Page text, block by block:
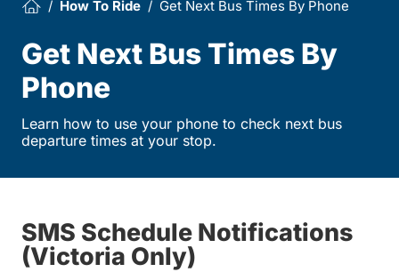
How To Ride Get Next Bus Times By Phone
Get Next Bus Times By
Phone
Learn how to use your phone to check next bus
departure times at your stop.
SMS Schedule Notifications
(Victoria Only)